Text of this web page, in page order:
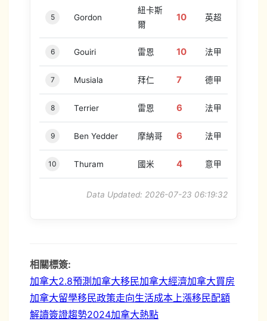
5 Gordon
紐卡斯
爾
10 英超
6 Gouiri 雷恩 10 法甲
7 Musiala 拜仁 7 德甲
8 Terrier 雷恩 6 法甲
9 Ben Yedder 摩納哥 6 法甲
10 Thuram 國米 4 意甲
Data Updated: 2026-07-23 06:19:32
相關標簽:
track
加拿大2.8預測加拿大移民加拿大經濟加拿大買房
加拿大留學移民政策走向生活成本上漲移民配額
解讀簽證趨勢2024加拿大熱點